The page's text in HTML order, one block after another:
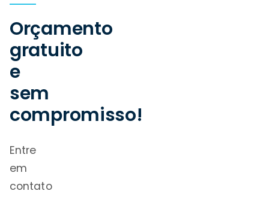
Orçamento
gratuito
e
sem
compromisso!
Entre
em
contato